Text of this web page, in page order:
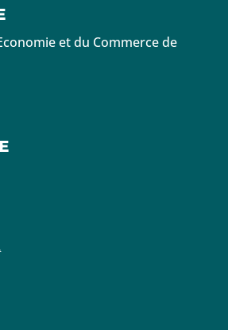
et du Commerce de